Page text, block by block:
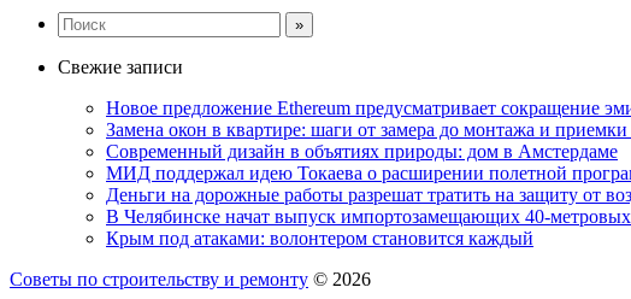
Свежие записи
Новое предложение Ethereum предусматривает сокращение
Замена окон в квартире: шаги от замера до монтажа и приемки
Современный дизайн в объятиях природы: дом в Амстердаме
МИД поддержал идею Токаева о расширении полетной
Деньги на дорожные работы разрешат тратить на защиту от
В Челябинске начат выпуск импортозамещающих 40-метровых
Крым под атаками: волонтером становится каждый
Советы по строительству и ремонту © 2026